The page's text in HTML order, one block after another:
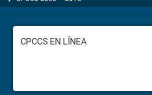
FooterCPCCS EN LÍNEA